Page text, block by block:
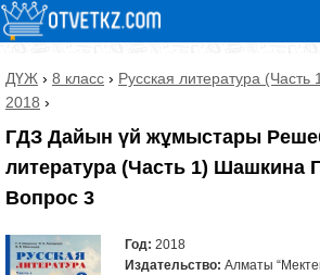
ДҮЖ › 8 класс › Русская литература
2018 ›
ГДЗ Дайын үй жұмыстары
литература (Часть 1) Шашкина
Вопрос 3
Год: 2018
Издательство: Алматы